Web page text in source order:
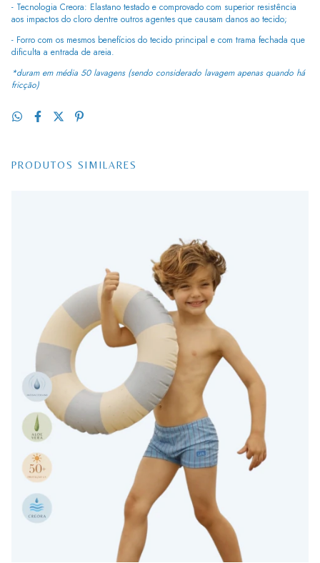
- Tecnologia Creora: Elastano testado e comprovado com superior resistência
aos impactos do cloro dentre outros agentes que causam danos ao tecido;
- Forro com os mesmos benefícios do tecido principal e com trama fechada que
dificulta a entrada de areia.
*duram em média 50 lavagens (sendo considerado lavagem apenas quando há
fricção)
PRODUTOS SIMILARES